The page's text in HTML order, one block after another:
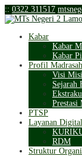
:: 0322 311517
Kabar
Kabar
Kabar
Profil Madrasah
Visi Misi
Sejarah
Prestasi
PTSP
Layanan Digital
RDM
Struktur